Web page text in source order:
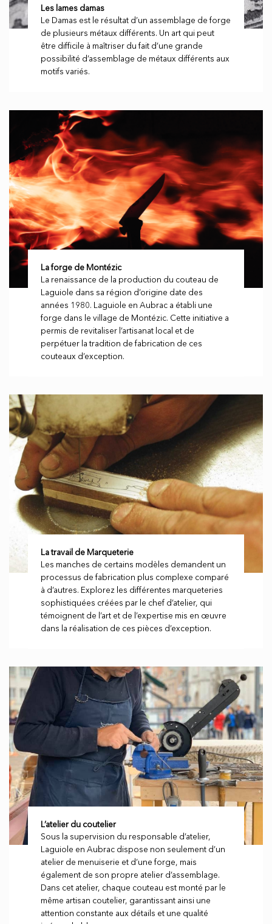
Les lames damas
Le Damas est le résultat d’un assemblage de forge
de plusieurs métaux différents. Un art qui peut
être difficile à maîtriser du fait d’une grande
possibilité d’assemblage de métaux différents aux
motifs variés.
La forge de Montézic
La renaissance de la production du couteau de
Laguiole dans sa région d’origine date des
années 1980. Laguiole en Aubrac a établi une
forge dans le village de Montézic. Cette initiative a
permis de revitaliser l’artisanat local et de
perpétuer la tradition de fabrication de ces
couteaux d’exception.
La travail de Marqueterie
Les manches de certains modèles demandent un
processus de fabrication plus complexe comparé
à d’autres. Explorez les différentes marqueteries
sophistiquées créées par le chef d’atelier, qui
témoignent de l’art et de l’expertise mis en œuvre
dans la réalisation de ces pièces d’exception.
L’atelier du coutelier
Sous la supervision du responsable d’atelier,
Laguiole en Aubrac dispose non seulement d’un
atelier de menuiserie et d’une forge, mais
également de son propre atelier d’assemblage.
Dans cet atelier, chaque couteau est monté par le
même artisan coutelier, garantissant ainsi une
attention constante aux détails et une qualité